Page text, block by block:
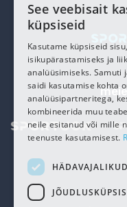
See veebisait
küpsiseid
Kasutame küpsiseid
isikupärastamiseks ja
analüüsimiseks. Samuti
saidi kasutamise kohta
analüüsipartneritega,
kombineerida muu
neile esitanud või mille
teenuste kasutamisest.